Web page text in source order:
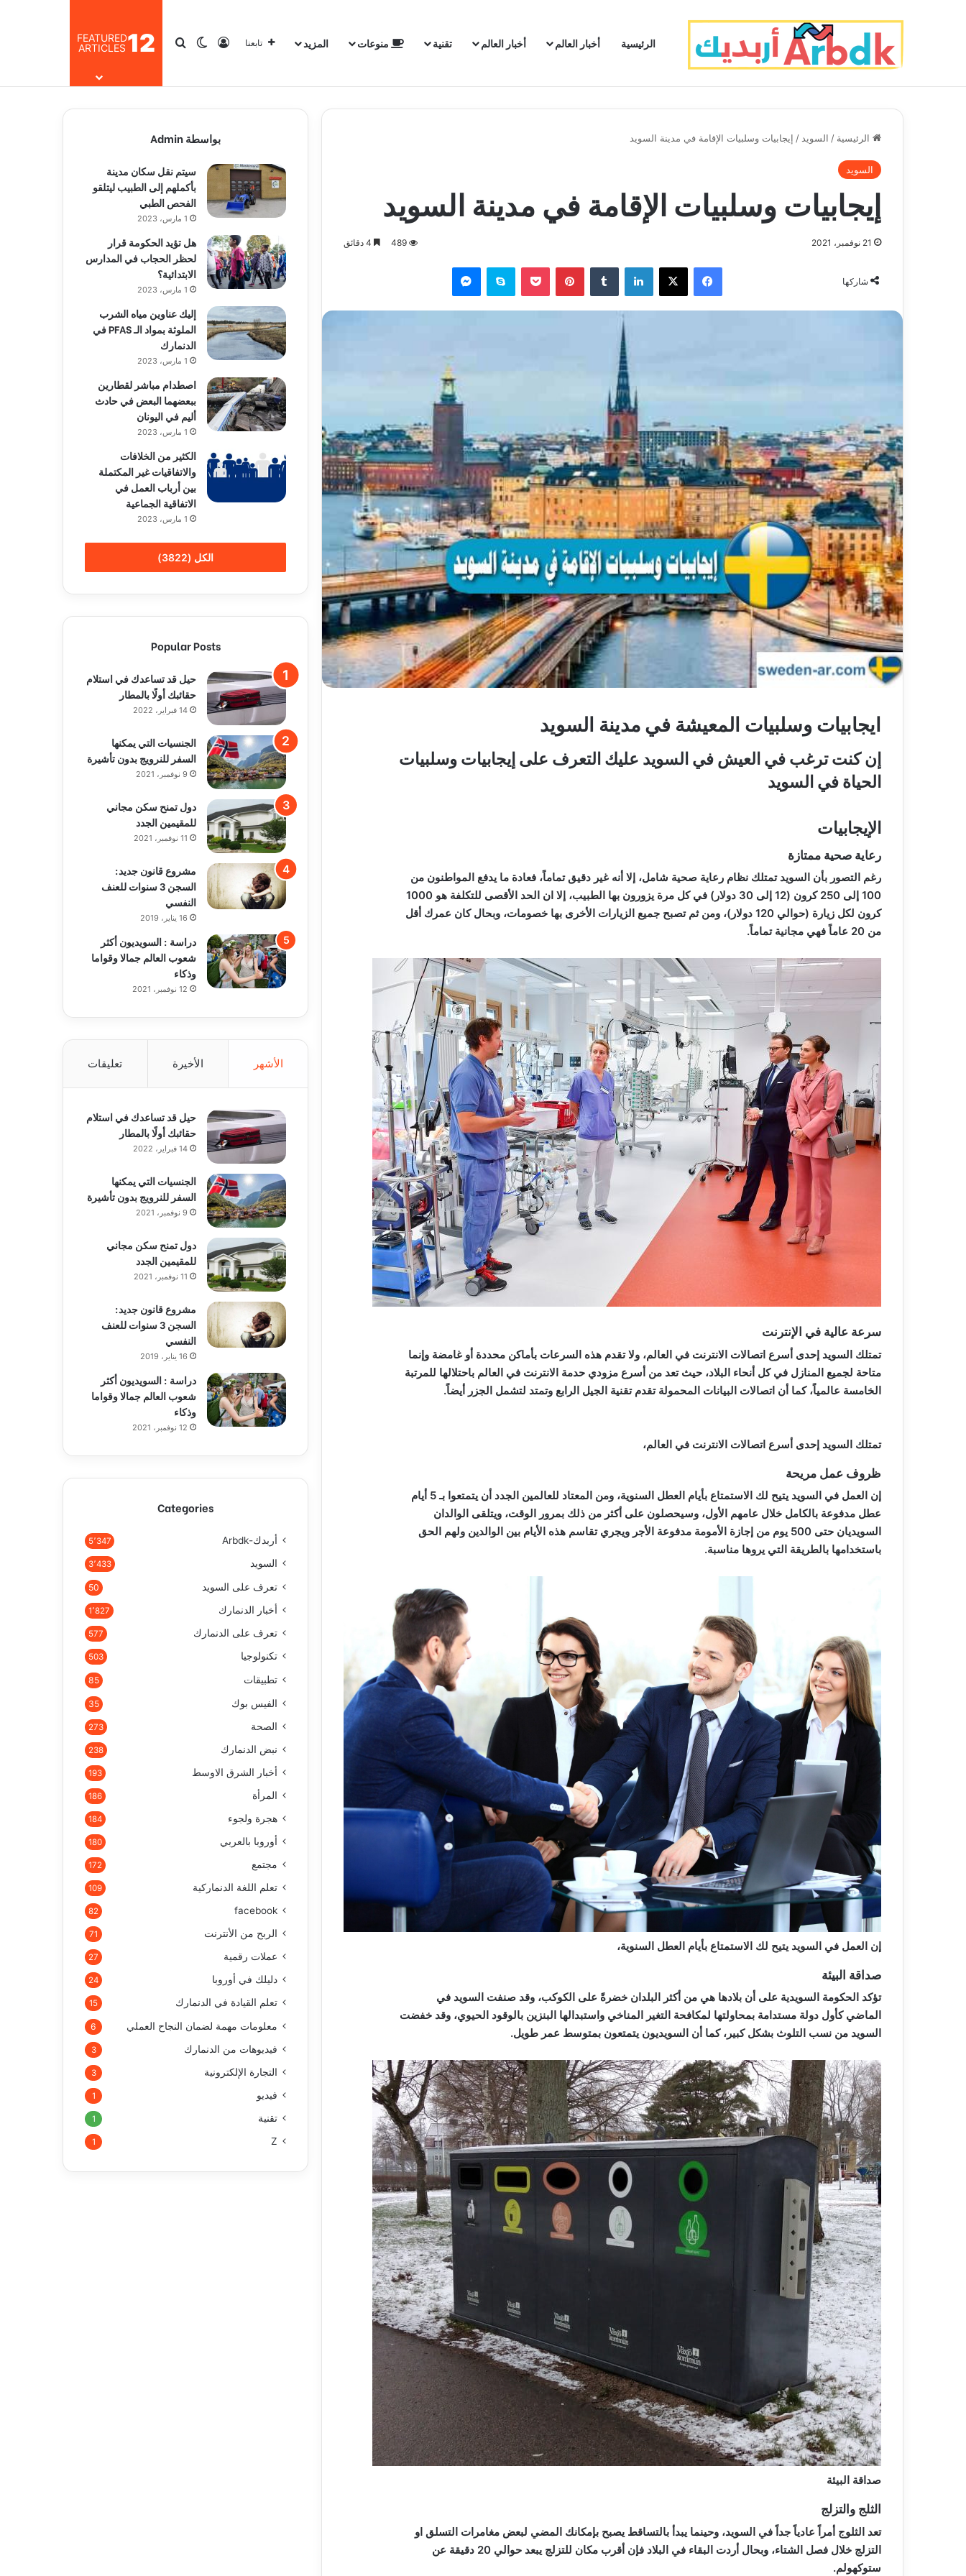
الرئيسية أخبار العالم أخبار العالم تقنية منوعات المزيد تابعنا تسجيل الدخول
الوضع المظلم
بحث عن12
FEATURED
ARTICLES
الرئيسية / السويد / إيجابيات وسلبيات الإقامة في مدينة السويد
السويد
إيجابيات وسلبيات الإقامة في مدينة السويد
21 نوفمبر، 2021 489
شاركها
فيسبوك ‫X لينكدإن بينتيريست سكايب
ايجابيات وسلبيات المعيشة في مدينة السويد
إن كنت ترغب في العيش في السويد عليك التعرف على إيجابيات وسلبيات
الحياة في السويد
الإيجابيات
رعاية صحية ممتازة
رغم التصور بأن السويد تمتلك نظام رعاية صحية شامل، إلا أنه غير دقيق تماماً، فعادة ما يدفع المواطنون من
100 إلى 250 كرون (12 إلى 30 دولار) في كل مرة يزورون بها الطبيب، إلا ان الحد الأقصى للتكلفة هو 1000
كرون لكل زيارة (حوالي 120 دولار)، ومن ثم تصبح جميع الزيارات الأخرى بها خصومات، وبحال كان عمرك أقل
من 20 عاماً فهي مجانية تماماً.
سرعة عالية في الإنترنت
تمتلك السويد إحدى أسرع اتصالات الانترنت في العالم، ولا تقدم هذه السرعات بأماكن محددة أو غامضة وإنما
متاحة لجميع المنازل في كل أنحاء البلاد، حيث تعد من أسرع مزودي حدمة الانترنت في العالم باحتلالها للمرتبة
الخامسة عالمياً، كما أن اتصالات البيانات المحمولة تقدم تقنية الجيل الرابع وتمتد لتشمل الجزر أيضاً.
تمتلك السويد إحدى أسرع اتصالات الانترنت في العالم،
ظروف عمل مريحة
إن العمل في السويد يتيح لك الاستمتاع بأيام العطل السنوية، ومن المعتاد للعالمين الجدد أن يتمتعوا بـ 5 أيام
عطل مدفوعة بالكامل خلال عامهم الأول، وسيحصلون على أكثر من ذلك بمرور الوقت، ويتلقى الوالدان
السويديان حتى 500 يوم من إجازة الأمومة مدفوعة الأجر ويجري تقاسم هذه الأيام بين الوالدين ولهم الحق
باستخدامها بالطريقة التي يروها مناسبة.
إن العمل في السويد يتيح لك الاستمتاع بأيام العطل السنوية،
صداقة البيئة
تؤكد الحكومة السويدية على أن بلادها هي من أكثر البلدان خضرةً على الكوكب، وقد صنفت السويد في
الماضي كأول دولة مستدامة بمحاولتها لمكافحة التغير المناخي واستبدالها البنزين بالوقود الحيوي، وقد خفضت
السويد من نسب التلوث بشكل كبير، كما أن السويديون يتمتعون بمتوسط عمر طويل.
صداقة البيئة
الثلج والتزلج
تعد الثلوج أمراً عادياً جداً في السويد، وحينما يبدأ بالتساقط يصبح بإمكانك المضي لبعض مغامرات التسلق او
التزلج خلال فصل الشتاء، وبحال أردت البقاء في البلاد فإن أقرب مكان للتزلج يبعد حوالي 20 دقيقة عن
ستوكهولم.
بواسطة Admin
سيتم نقل سكان مدينة
بأكملهم إلى الطبيب ليتلقو
الفحص الطبي
1 مارس، 2023
هل تؤيد الحكومة قرار
لحظر الحجاب في المدارس
الابتدائية؟
1 مارس، 2023
إليك عناوين مياه الشرب
الملوثة بمواد الـ PFAS في
الدنمارك
1 مارس، 2023
اصطدام مباشر لقطارين
ببعضهما البعض في حادث
أليم في اليونان
1 مارس، 2023
الكثير من الخلافات
والاتفاقيات غير المكتملة
بين أرباب العمل في
الاتفاقية الجماعية
1 مارس، 2023
الكل (3822)
Popular Posts
حيل قد تساعدك في استلام
حقائبك أولًا بالمطار
14 فبراير، 2022
الجنسيات التي يمكنها
السفر للنرويج بدون تأشيرة
9 نوفمبر، 2021
دول تمنح سكن مجاني
للمقيمين الجدد
11 نوفمبر، 2021
مشروع قانون جديد:
السجن 3 سنوات للعنف
النفسي
16 يناير، 2019
دراسة : السويديون أكثر
شعوب العالم جمالا وقواما
وذكاء
12 نوفمبر، 2021
الأشهر الأخيرة تعليقات
حيل قد تساعدك في استلام
حقائبك أولًا بالمطار
14 فبراير، 2022
الجنسيات التي يمكنها
السفر للنرويج بدون تأشيرة
9 نوفمبر، 2021
دول تمنح سكن مجاني
للمقيمين الجدد
11 نوفمبر، 2021
مشروع قانون جديد:
السجن 3 سنوات للعنف
النفسي
16 يناير، 2019
دراسة : السويديون أكثر
شعوب العالم جمالا وقواما
وذكاء
12 نوفمبر، 2021
Categories
أربدك-Arbdk 5٬347
السويد 3٬433
تعرف على السويد 50
أخبار الدنمارك 1٬827
تعرف على الدنمارك 577
تكنولوجيا 503
تطبيقات 85
الفيس بوك 35
الصحة 273
نبض الدنمارك 238
أخبار الشرق الاوسط 193
المرأة 186
هجرة ولجوء 184
أوروبا بالعربي 180
مجتمع 172
تعلم اللغة الدنماركية 109
facebook
82
الربح من الأنترنت 71
عملات رقمية 27
دليلك في أوروبا 24
تعلم القيادة في الدنمارك 15
معلومات مهمة لضمان النجاح العملي 6
فيديوهات من الدنمارك 3
التجارة الإلكترونية 3
فيديو 1
تقنية 1
Z
1